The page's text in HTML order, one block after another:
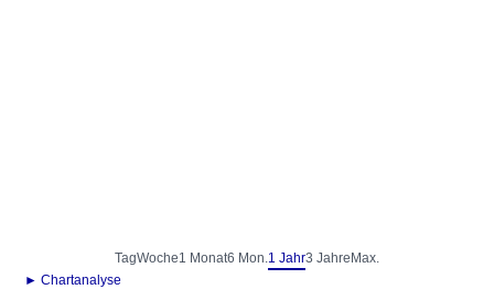
TagWoche1 Monat6 Mon.1 Jahr3 Jahre Max.
► Chartanalyse